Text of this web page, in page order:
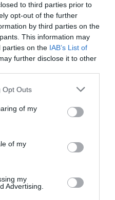
to third parties prior to
opt-out of the further
by third parties on the
This information may
parties on the IAB’s List of
further disclose it to other
Opt Outs
of my
of my
my
Advertising.
elencati i requisiti per
(art. 75 d.lgs. 151/2001),
destinare però solo alle
” oppure alle
di soggiorno valido
stabilito i giudici, viola
Europea per i Diritti